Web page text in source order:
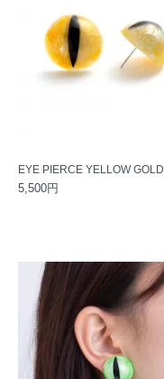
EYE PIERCE YELLOW GOLD
5,500円